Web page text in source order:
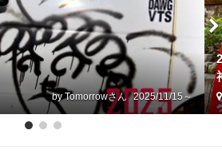
by Tomorrow 2025/11/15～